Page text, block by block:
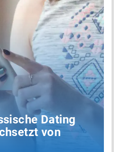
Dating
von